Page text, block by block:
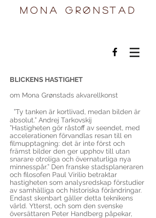
mona grønstad
BLICKENS HASTIGHET
om Mona Grønstads akvarellkonst
”Ty tanken är kortlivad, medan bilden är
absolut.” Andrej Tarkovskij
”Hastigheten gör råstoff av seendet, med
accelerationen förvandlas resan till en
filmupptagning: det är inte först och
främst bilder den ger upphov till utan
snarare otroliga och övernaturliga nya
minnesspår.” Den franske stadsplaneraren
och filosofen Paul Virilio betraktar
hastigheten som analysredskap förstudier
av samhälliga och historiska förändringar.
Endast skenbart gäller detta teknikens
värld. Ytterst, och som den svenske
översättaren Peter Handberg påpekar,